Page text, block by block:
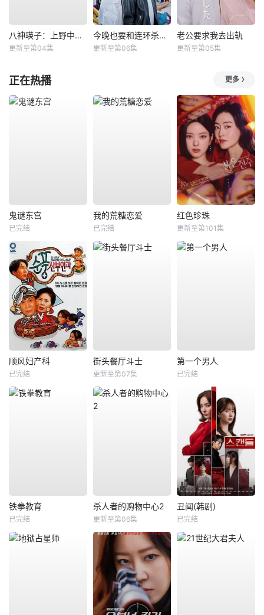
八神瑛子：上野中央署组织犯罪对策课
更新至第04集
今晚也要和连环杀手约会
更新至第06集
老公要求我去出轨
更新至第05集
正在热播 更多
鬼谜东宫
已完结
我的荒糖恋爱
已完结
红色珍珠
更新至第101集
顺风妇产科
已完结
街头餐厅斗士
更新至第07集
第一个男人
已完结
铁拳教育
已完结
杀人者的购物中心2
更新至第06集
丑闻(韩剧)
已完结